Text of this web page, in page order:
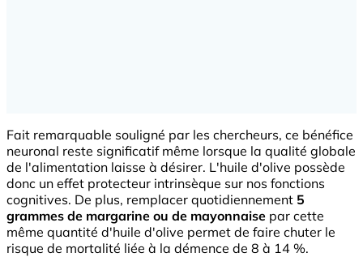
Fait remarquable souligné par les chercheurs, ce bénéfice
neuronal reste significatif même lorsque la qualité globale
de l'alimentation laisse à désirer. L'huile d'olive possède
donc un effet protecteur intrinsèque sur nos fonctions
cognitives. De plus, remplacer quotidiennement 5
grammes de margarine ou de mayonnaise par cette
même quantité d'huile d'olive permet de faire chuter le
risque de mortalité liée à la démence de 8 à 14 %.